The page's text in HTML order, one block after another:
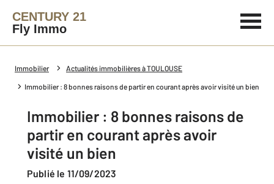
CENTURY 21
Fly Immo
Immobilier Actualités immobilières à TOULOUSE
Immobilier : 8 bonnes raisons de partir en courant après avoir visité un bien
Immobilier : 8 bonnes raisons de
partir en courant après avoir
visité un bien
Publié le 11/09/2023